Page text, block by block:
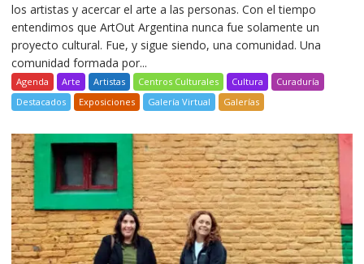
los artistas y acercar el arte a las personas. Con el tiempo
entendimos que ArtOut Argentina nunca fue solamente un
proyecto cultural. Fue, y sigue siendo, una comunidad. Una
comunidad formada por...
Agenda Arte Artistas Centros Culturales Cultura
Curaduría
Destacados
Exposiciones Galería Virtual Galerías